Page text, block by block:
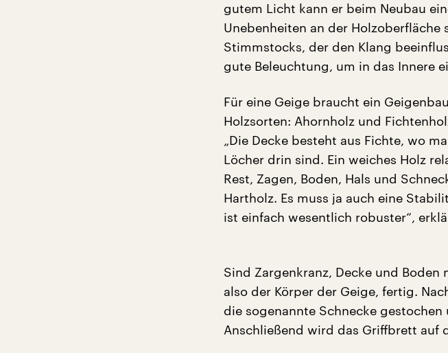
gutem Licht kann er beim Neubau
Unebenheiten an der Holzoberfläche
Stimmstocks, der den Klang
gute Beleuchtung, um in das Innere
Für eine Geige braucht ein
Holzsorten: Ahornholz und
„Die Decke besteht aus Fichte, wo
Löcher drin sind. Ein weiches Holz
Rest, Zagen, Boden, Hals und
Hartholz. Es muss ja auch eine
ist einfach wesentlich robuster“,
Sind Zargenkranz, Decke und
also der Körper der Geige, fertig.
die sogenannte Schnecke
Anschließend wird das Griffbrett auf